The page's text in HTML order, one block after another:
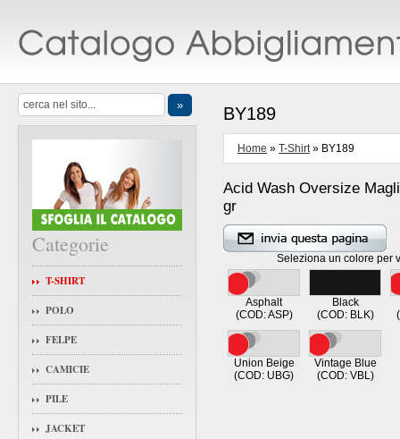
Categorie
T-SHIRT
POLO
FELPE
CAMICIE
PILE
JACKET
BY189
Home » T-Shirt» BY189
Acid Wash Oversize
gr
Seleziona un colore per
Asphalt
(COD: ASP)
Black
(COD: BLK)
Union Beige
(COD: UBG)
Vintage Blue
(COD: VBL)